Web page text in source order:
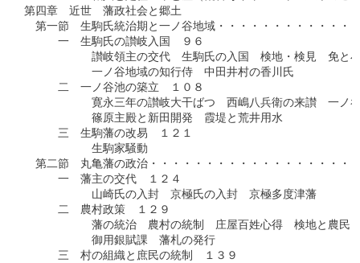
第四章　近世　藩政社会と郷土
第一節　生駒氏統治期と一ノ谷地域・・・・・・・・・・・・
一　生駒氏の讃岐入国　９６
讃岐領主の交代　生駒氏の入国　検地・検見　免と小
一ノ谷地域の知行侍　中田井村の香川氏
二　一ノ谷池の築立　１０８
寛永三年の讃岐大干ばつ　西嶋八兵衛の来讃　一ノ谷
篠原主殿と新田開発　霞堤と荒井用水
三　生駒藩の改易　１２１
生駒家騒動
第二節　丸亀藩の政治・・・・・・・・・・・・・・・・・・
一　藩主の交代　１２４
山崎氏の入封　京極氏の入封　京極多度津藩
二　農村政策　１２９
藩の統治　農村の統制　庄屋百姓心得　検地と農民　
御用銀賦課　藩札の発行
三　村の組織と庶民の統制　１３９